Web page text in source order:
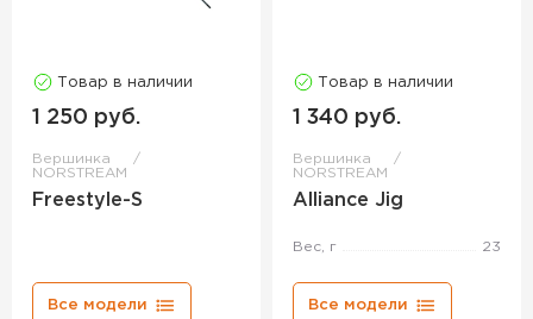
Товар в наличии
1 250 руб.
Вершинка
NORSTREAM
Freestyle-S
Все модели
Товар в наличии
1 340 руб.
Вершинка
NORSTREAM
Alliance Jig
Вес, г 23
Все модели